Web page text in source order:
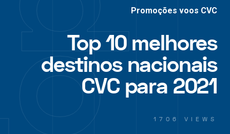
Promoções voos CVC
Top 10 melhores
destinos nacionais
CVC para 2021
1706 VIEWS